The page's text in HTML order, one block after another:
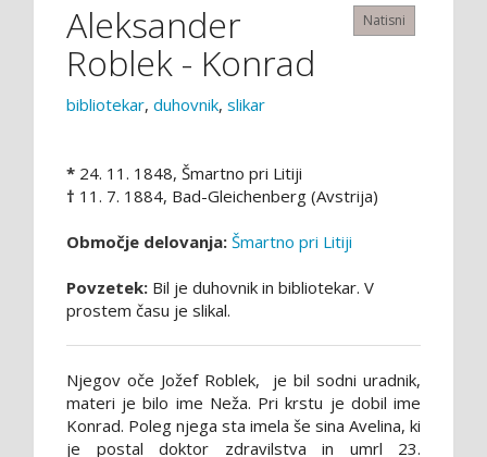
Natisni
Aleksander
Roblek - Konrad
bibliotekar, duhovnik, slikar
* 24. 11. 1848, Šmartno pri Litiji
† 11. 7. 1884, Bad-Gleichenberg (Avstrija)
Območje delovanja: Šmartno pri Litiji
Povzetek: Bil je duhovnik in bibliotekar. V
prostem času je slikal.
Njegov oče Jožef Roblek, je bil sodni uradnik,
materi je bilo ime Neža. Pri krstu je dobil ime
Konrad. Poleg njega sta imela še sina Avelina, ki
je postal doktor zdravilstva in umrl 23.